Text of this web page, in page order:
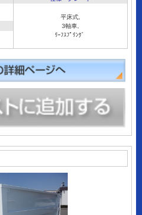
平床式,
3軸車,
ﾘｰﾌｽﾌﾟﾘﾝｸﾞ